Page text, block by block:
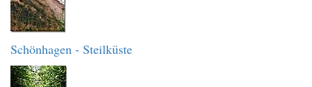
Schönhagen - Steilküste